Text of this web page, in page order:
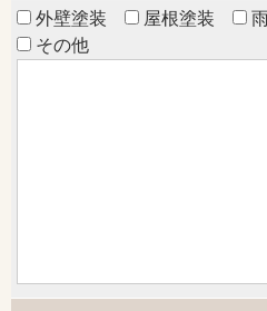
外壁塗装 屋根塗装
その他